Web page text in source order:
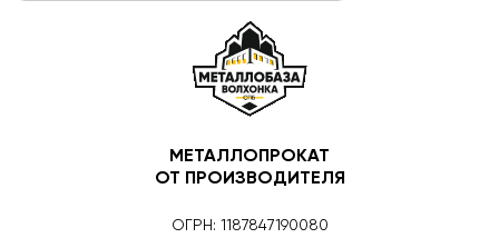
МЕТАЛЛОПРОКАТ
ОТ ПРОИЗВОДИТЕЛЯ
ОГРН: 1187847190080